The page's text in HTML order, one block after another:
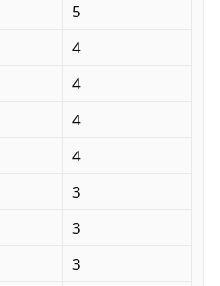
5
4
4
4
4
3
3
3